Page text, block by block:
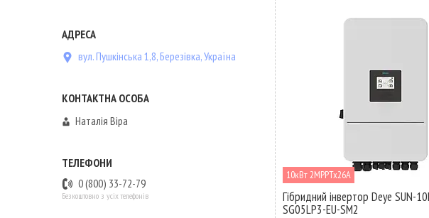
10кВт 2MPPTx26A
Гібридний інвертор Deye SUN-
SG05LP3-EU-SM2
вул. Пушкінська 1,8, Березівка, Україна
Наталія Віра
0 (800) 33-72-79
Безкоштовно з усіх телефонів